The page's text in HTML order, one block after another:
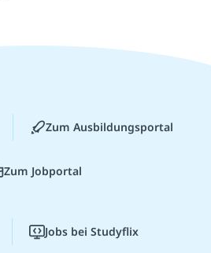
Zum Ausbildungsportal
Zum Jobportal
Jobs bei Studyflix